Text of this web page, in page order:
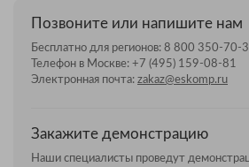
Позвоните или напишите нам
Бесплатно для регионов: 8 800 350-70-
Телефон в Москве: +7 (495) 159-08-81
Электронная почта: zakaz@eskomp.ru
Закажите демонстрацию
Наши специалисты проведут